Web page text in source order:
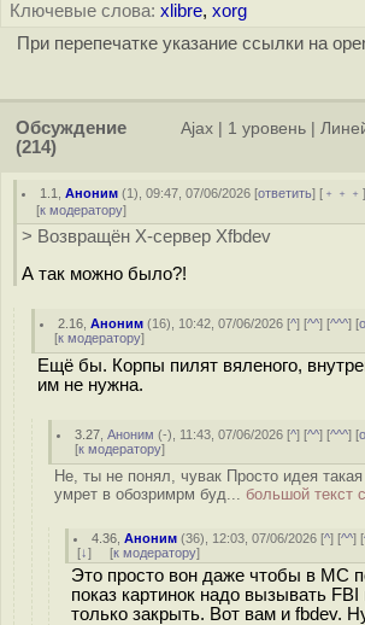
Ключевые слова: xlibre, xorg
При перепечатке указание ссылки на
Обсуждение
(214)
Ajax 1 уровень
1.1 ,Аноним (1), 09:47, 07/06/2026 [ответить] [ ﹢﹢﹢
[к модератору]
> Возвращён X-сервер Xfbdev
А так можно было?!
2.16 ,Аноним (16), 10:42, 07/06/2026 [^] [^^] [^^^] [
[к модератору]
Ещё бы. Корпы пилят вяленого,
им не нужна.
3.27 ,Аноним (-), 11:43, 07/06/2026 [^] [^^] [^^^] [
[к модератору]
Не, ты не понял, чувак Просто идея
умрет в обозримрм буд... большой текст
4.36 ,Аноним (36), 12:03, 07/06/2026 [^] [^^] [
[↓] [к модератору]
Это просто вон даже чтобы в MC
показ картинок надо вызывать FBI
только закрыть. Вот вам и fbdev.